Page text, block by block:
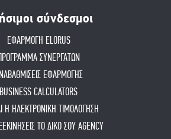
σύνδεσμοι
ΕΦΑΡΜΟΓΗ ELORUS
ΠΡΟΓΡΑΜΜΑ ΣΥΝΕΡΓΑΤΩΝ
ΕΦΑΡΜΟΓΗΣ
BUSINESS CALCULATORS
Η ΗΛΕΚΤΡΟΝΙΚΗ ΤΙΜΟΛΟΓΗΣΗ
ΤΟ ΔΙΚΌ ΣΟΥ AGENCY